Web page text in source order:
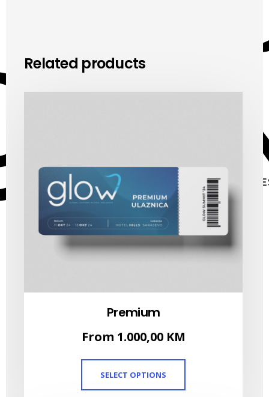
Related products
Premium
From 1.000,00 KM
SELECT OPTIONS